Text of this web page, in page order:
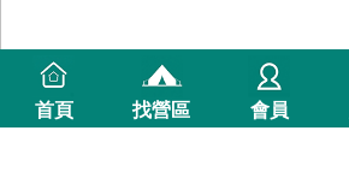
首頁 找營區 會員